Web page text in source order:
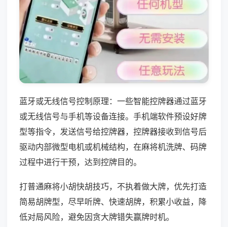
蓝牙或无线信号控制原理：一些智能控牌器通过蓝牙
或无线信号与手机等设备连接。手机端软件预设好牌
型等指令，发送信号给控牌器，控牌器接收到信号后
驱动内部微型电机或机械结构，在麻将机洗牌、码牌
过程中进行干预，达到控牌目的。
打普通麻将小胡快胡技巧，不执着做大牌，优先打造
简易胡牌型，尽早听牌、快速胡牌，积累小收益，降
低对局风险，避免因贪大牌错失赢牌时机。